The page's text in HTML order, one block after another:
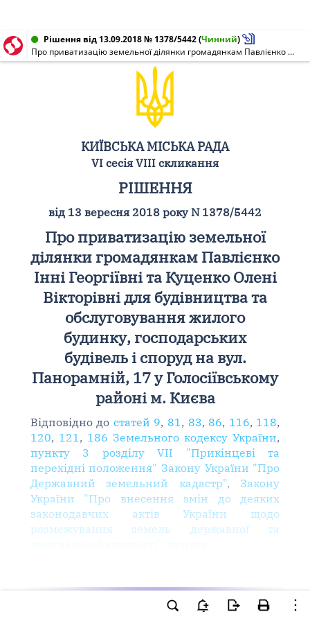
Рішення від 13.09.2018 № 1378/5442(Чинний)
Про приватизацію земельної ділянки громадянкам Павлієнко Інні Георгіївні та Куценко Олені Вікторівні для будівництва та обслуговування жилого будинку, господарських будівель і споруд на вул. Панорамній, 17 у Голосіївському районі м. Києва
КИЇВСЬКА МІСЬКА РАДА
VI сесія VIII скликання
РІШЕННЯ
від 13 вересня 2018 року N 1378/5442
Про приватизацію земельної
ділянки громадянкам Павлієнко
Інні Георгіївні та Куценко Олені
Вікторівні для будівництва та
обслуговування жилого
будинку, господарських
будівель і споруд на вул.
Панорамній, 17 у Голосіївському
районі м. Києва
Відповідно до статей 9, 81, 83, 86, 116, 118,
120, 121, 186 Земельного кодексу України,
пункту 3 розділу VII "Прикінцеві та
перехідні положення" Закону України "Про
Державний земельний кадастр", Закону
України "Про внесення змін до деяких
законодавчих актів України щодо
розмежування земель державної та